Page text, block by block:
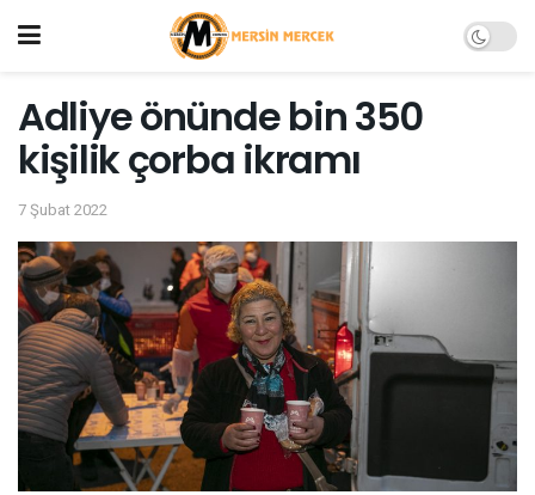
Adliye önünde bin 350
kişilik çorba ikramı
7 Şubat 2022